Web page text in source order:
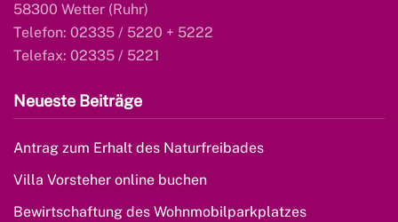
58300 Wetter (Ruhr)
Telefon: 02335 / 5220 + 5222
Telefax: 02335 / 5221
Neueste Beiträge
Antrag zum Erhalt des Naturfreibades
Villa Vorsteher online buchen
Bewirtschaftung des Wohnmobilparkplatzes